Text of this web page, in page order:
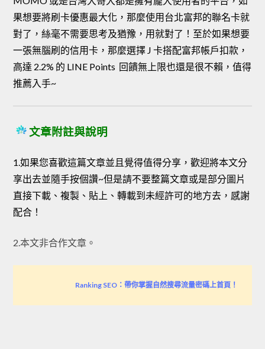
果想要將刷卡優惠最大化，那麼使用台北富邦的聯名卡就
對了，絲毫不需要思考及猶豫，用就對了！至於如果想要
一張無腦刷的信用卡，那麼選擇 J 卡搭配富邦帳戶扣款，
高達 2.2% 的 LINE Points 回饋無上限也還是很不賴，值得
推薦入手~
文章附註與說明
1.如果您喜歡這篇文章並且覺得值得分享，歡迎將本文分
享出去並隨手按個讚~但是請不要整篇文章或是部分圖片
直接下載、複製、貼上、轉載到未經許可的地方去，感謝
配合！
2.本文非合作文章。
Ranking SEO：帶你掌握自然搜尋流量密碼上首頁！